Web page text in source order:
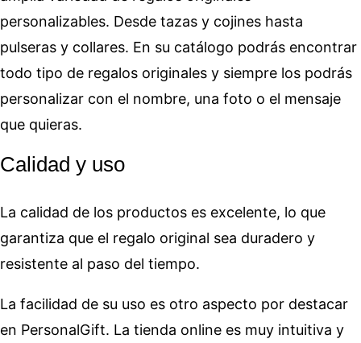
personalizables. Desde tazas y cojines hasta
pulseras y collares. En su catálogo podrás encontrar
todo tipo de regalos originales y siempre los podrás
personalizar con el nombre, una foto o el mensaje
que quieras.
Calidad y uso
La calidad de los productos es excelente, lo que
garantiza que el regalo original sea duradero y
resistente al paso del tiempo.
La facilidad de su uso es otro aspecto por destacar
en PersonalGift. La tienda online es muy intuitiva y